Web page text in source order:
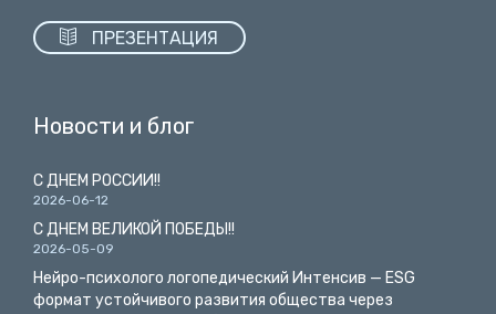
 ПРЕЗЕНТАЦИЯ
Новости и блог
С ДНЕМ РОССИИ!!
2026-06-12
С ДНЕМ ВЕЛИКОЙ ПОБЕДЫ!!
2026-05-09
Нейро-психолого логопедический Интенсив — ESG
формат устойчивого развития общества через